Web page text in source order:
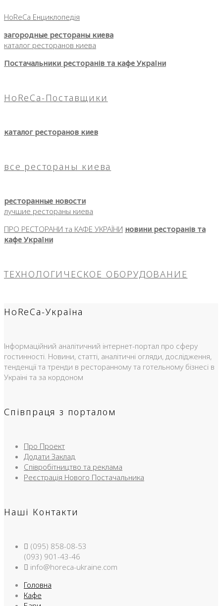
HoReCa Енциклопедія
загородные рестораны киева
каталог ресторанов киева
Постачальники ресторанів та кафе України
HoReCa-Поставщики
каталог ресторанов киев
все рестораны киева
ресторанные новости
лучшие рестораны киева
ПРО РЕСТОРАНИ та КАФЕ УКРАЇНИ новини ресторанів та
кафе України
ТЕХНОЛОГИЧЕСКОЕ ОБОРУДОВАНИЕ
HoReCa-Україна
Інформаційний аналітичний інтернет-портал про сферу
гостинності. Новини, статті, аналітичні огляди, дослідження,
тенденції та тренди в ресторанному та готельному бізнесі в
Україні та за кордоном
Співпраця з порталом
Про Проект
Додати Заклад
Співробітництво та реклама
Реєстрація Нового Постачальника
Наші Контакти
(095) 858-08-53
(093) 901-43-46
info@horeca-ukraine.com
Головна
Кафе